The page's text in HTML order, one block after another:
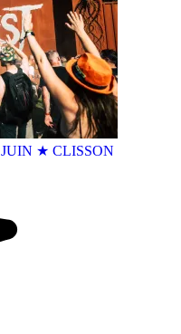
★ CLISSON